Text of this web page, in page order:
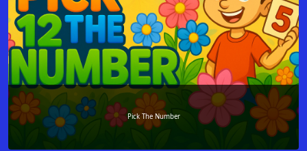
Pick The Number